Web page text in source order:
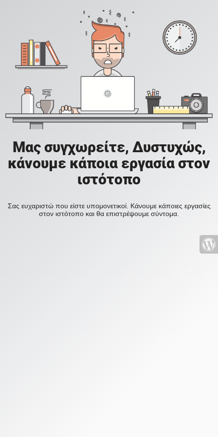
Μας συγχωρείτε, Δυστυχώς,
κάνουμε κάποια εργασία στον
ιστότοπο
Σας ευχαριστώ που είστε υπομονετικοί. Κάνουμε κάποιες εργασίες
στον ιστότοπο και θα επιστρέψουμε σύντομα.